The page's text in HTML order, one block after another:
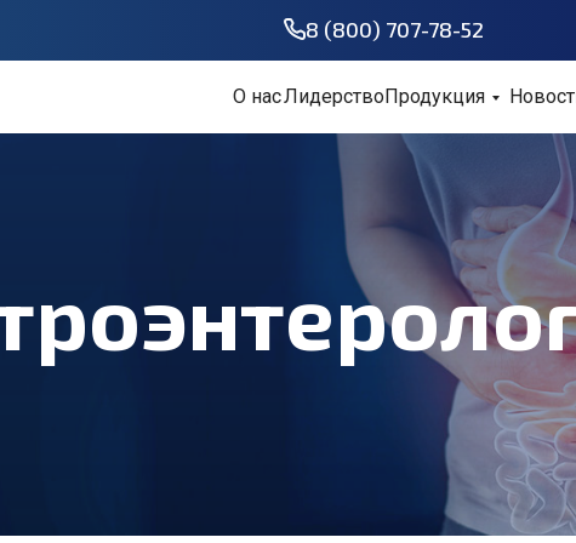
О насЛидерствоПродукция
8 (800) 707-78-52